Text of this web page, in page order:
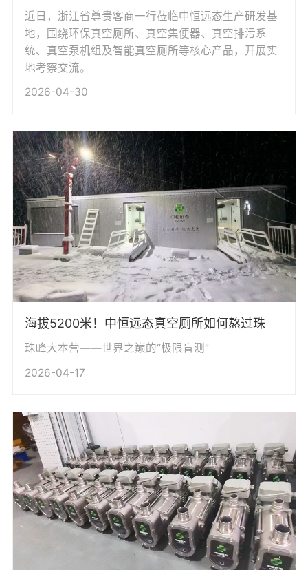
近日，浙江省尊贵客商一行莅临中恒远态生产研发基
地，围绕环保真空厕所、真空集便器、真空排污系
统、真空泵机组及智能真空厕所等核心产品，开展实
地考察交流。
2026-04-30
海拔5200米！中恒远态真空厕所如何熬过珠
珠峰大本营——世界之巅的“极限盲测”
2026-04-17